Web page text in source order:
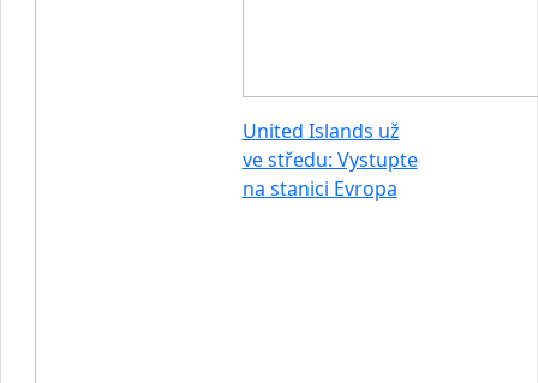
United Islands už
ve středu: Vystupte
na stanici Evropa